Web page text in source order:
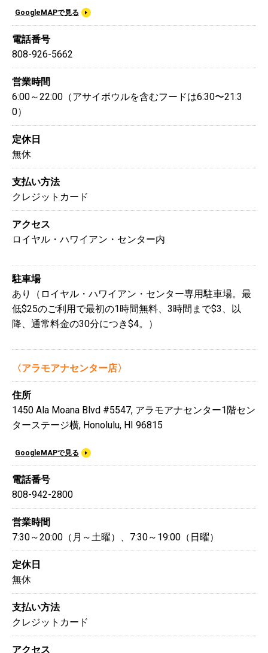
GoogleMAPで見る
電話番号
808-926-5662
営業時間
6:00～22:00（アサイボウルを含むフードは6:30〜21:3
0）
定休日
無休
支払い方法
クレジットカード
アクセス
ロイヤル・ハワイアン・センター内
駐車場
あり（ロイヤル・ハワイアン・センター専用駐車場。最
低$25のご利用で最初の1時間無料、3時間まで$3、以
降、通常料金の30分につき$4。）
〈アラモアナセンター店〉
住所
1450 Ala Moana Blvd #5547, アラモアナセンター1階セン
ターステージ横, Honolulu, HI 96815
GoogleMAPで見る
電話番号
808-942-2800
営業時間
7:30～20:00（月～土曜）、7:30～19:00（日曜）
定休日
無休
支払い方法
クレジットカード
アクセス